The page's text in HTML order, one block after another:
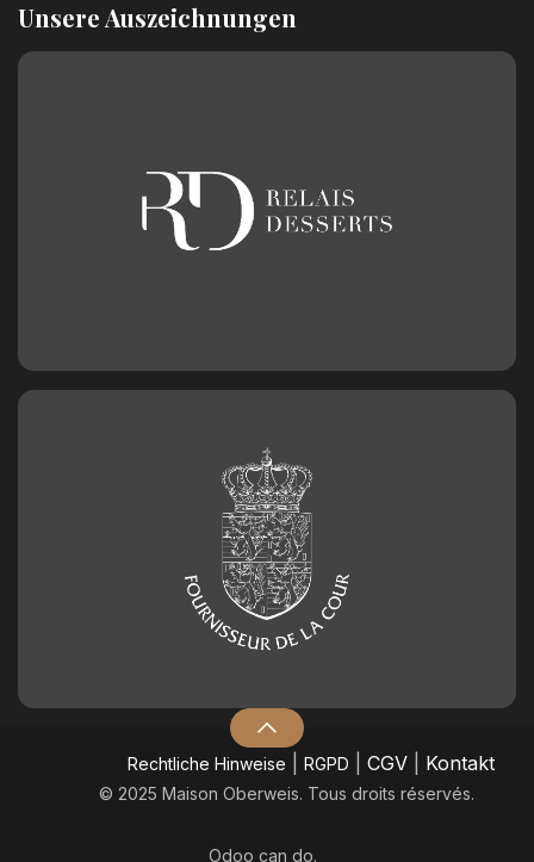
Unsere Auszeichnungen
​Rechtliche Hinweise RGPD CGV| Kontakt
© 2025 Maison Oberweis. Tous droits réservés.
Odoo can do.